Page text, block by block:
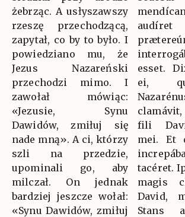
żebrząc. A usłyszawszy
rzeszę przechodzącą,
zapytał, co by to było. I
powiedziano mu, że
Jezus Nazareński
przechodzi mimo. I
zawołał mówiąc:
«Jezusie, Synu
Dawidów, zmiłuj się
nade mną». A ci, którzy
szli na przedzie,
upominali go, aby
milczał. On jednak
bardziej jeszcze wołał:
«Synu Dawidów, zmiłuj
esset.
ei,
fili
mei. Et
tacéret.
magis
David,
Stans